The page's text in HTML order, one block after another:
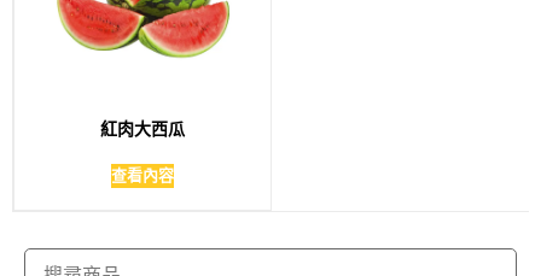
紅肉大西瓜
查看內容